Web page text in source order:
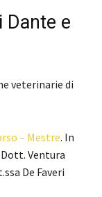
Dante e
veterinarie di
– Mestre. In
Ventura
De Faveri